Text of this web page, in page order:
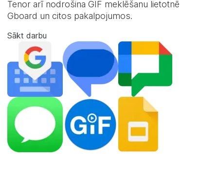
Tenor arī nodrošina GIF meklēšanu lietotnē
Gboard un citos pakalpojumos.
Sākt darbu